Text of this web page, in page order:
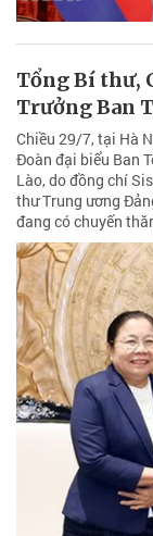
Tổng Bí thư,
Trưởng Ban
Chiều 29/7, tại Hà
Đoàn đại biểu Ban
Lào, do đồng chí
thư Trung ương
đang có chuyến